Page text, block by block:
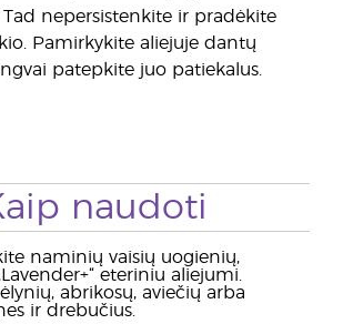
Tad nepersistenkite ir pradėkite
Pamirkykite aliejuje dantų
patepkite juo patiekalus.
naudoti
naminių vaisių uogienių,
eteriniu aliejumi.
abrikosų, aviečių arba
ir drebučius.